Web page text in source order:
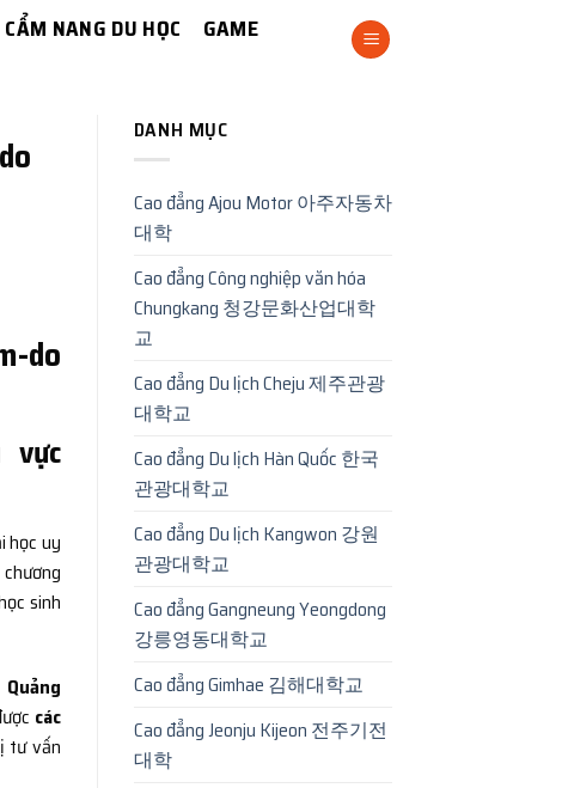
CẨM NANG DU HỌC
GAME
do
vực
học uy
sinh
các
tư vấn
DANH MỤC
Cao đẳng Ajou Motor 아주자동차
대학
Cao đẳng Công nghiệp văn hóa
Chungkang 청강문화산업대학
교
Cao đẳng Du lịch Cheju 제주관광
대학교
Cao đẳng Du lịch Hàn Quốc 한국
관광대학교
Cao đẳng Du lịch Kangwon 강원
관광대학교
Cao đẳng Gangneung Yeongdong
강릉영동대학교
Cao đẳng Gimhae 김해대학교
Cao đẳng Jeonju Kijeon 전주기전
대학